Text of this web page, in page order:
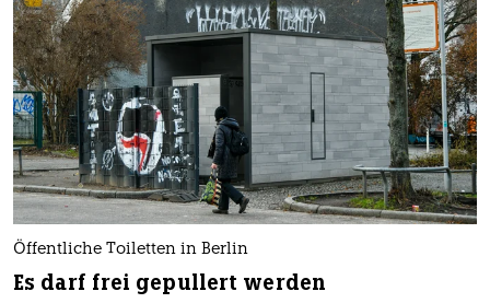
Öffentliche Toiletten in Berlin
Es darf frei gepullert werden